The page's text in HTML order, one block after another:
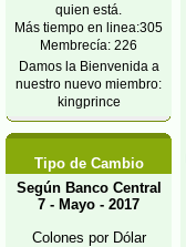
quien está.
Más tiempo en linea:305
Membrecía: 226
Damos la Bienvenida a
nuestro nuevo miembro:
kingprince
Tipo de Cambio
Según Banco Central
7 - Mayo - 2017
Colones por Dólar